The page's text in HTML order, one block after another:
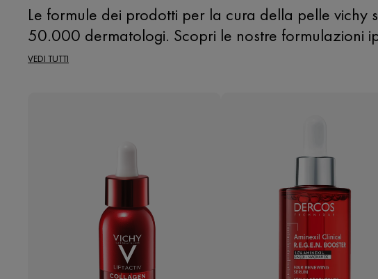
Le formule dei prodotti per la cura della pelle vichy
50.000 dermatologi. Scopri le nostre formulazioni
VEDI TUTTI